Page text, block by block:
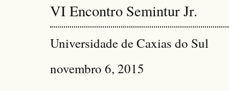
VI Encontro Semintur Jr.
Universidade de Caxias do Sul
novembro 6, 2015